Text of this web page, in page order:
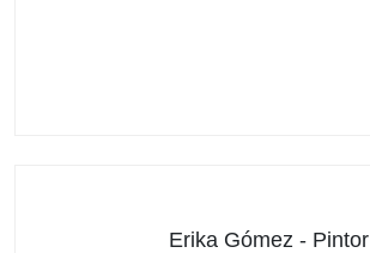
Erika Gómez - Pintor